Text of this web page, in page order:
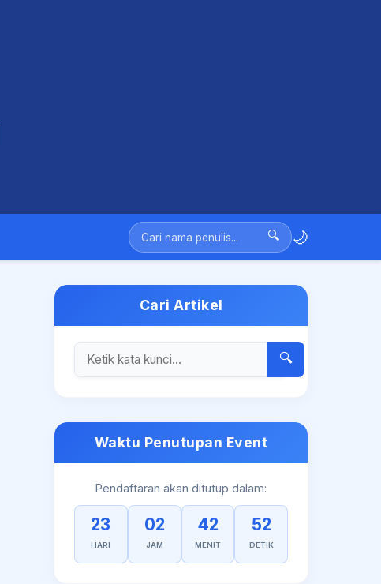
🔍 🌙
Cari Artikel
🔍
Waktu Penutupan Event
Pendaftaran akan ditutup dalam:
23
HARI
02
JAM
42
MENIT
51
DETIK